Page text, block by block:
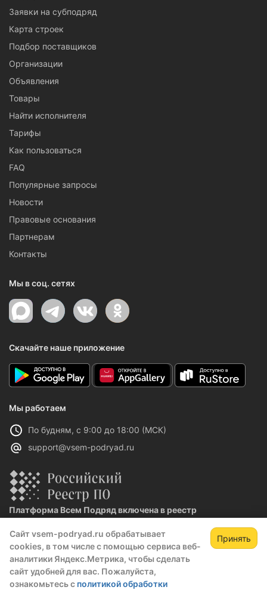
Сайт vsem-podryad.ru обрабатывает
cookies, в том числе с помощью сервиса веб-
аналитики Яндекс.Метрика, чтобы сделать
сайт удобней для вас. Пожалуйста,
ознакомьтесь с политикой обработки
Принять
Заявки на субподряд
Карта строек
Подбор поставщиков
Организации
Объявления
Товары
Найти исполнителя
Тарифы
Как пользоваться
FAQ
Популярные запросы
Новости
Правовые основания
Партнерам
Контакты
Мы в соц. сетях
Скачайте наше приложение
Мы работаем
По будням, с 9:00 до 18:00 (МСК)
support@vsem-podryad.ru
Платформа Всем Подряд включена в реестр
Реестровая запись №32021 от 06.02.2026
Политика конфиденциальности